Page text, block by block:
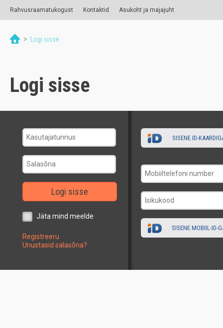
Rahvusraamatukogust Kontaktid Asukoht ja majajuht
> Logi sisse
Logi sisse
Logi sisse
Jäta mind meelde
Registreeru
Unustasid salasõna?
SISENE ID-
SISENE MOBIIL-ID-